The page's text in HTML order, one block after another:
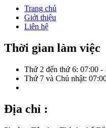
Trang chủ
Giới thiệu
Liên hệ
Thời gian làm việc
Thứ 2 đến thứ 6: 07:00 -
Thứ 7 và Chủ nhật:
Địa chỉ :